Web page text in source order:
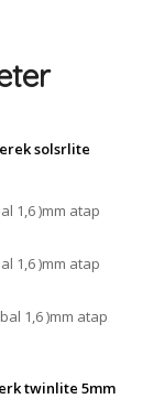
solsrlite
1,6 )mm atap
1,6 )mm atap
1,6 )mm atap
twinlite 5mm